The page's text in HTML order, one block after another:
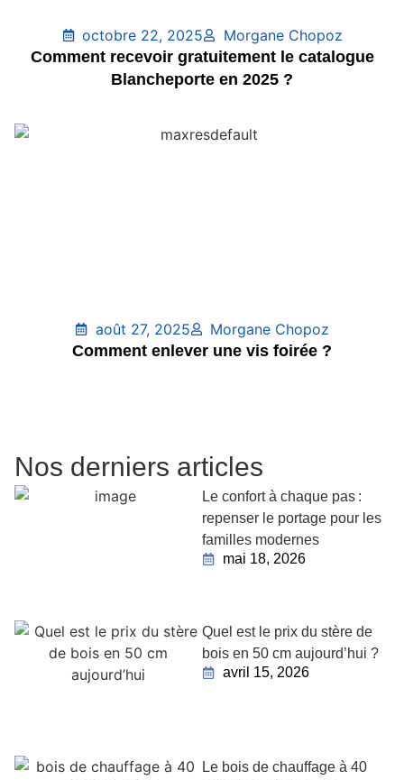
octobre 22, 2025
Morgane Chopoz
Comment recevoir gratuitement le catalogue
Blancheporte en 2025 ?
août 27, 2025
Morgane Chopoz
Comment enlever une vis foirée ?
Nos derniers articles
Le confort à chaque pas :
repenser le portage pour les
familles modernes
mai 18, 2026
Quel est le prix du stère de
bois en 50 cm aujourd’hui ?
avril 15, 2026
Le bois de chauffage à 40